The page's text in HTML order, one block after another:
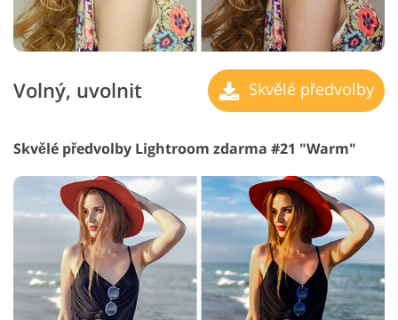
Volný, uvolnit Skvělé předvolby
Skvělé předvolby Lightroom zdarma #21 "Warm"